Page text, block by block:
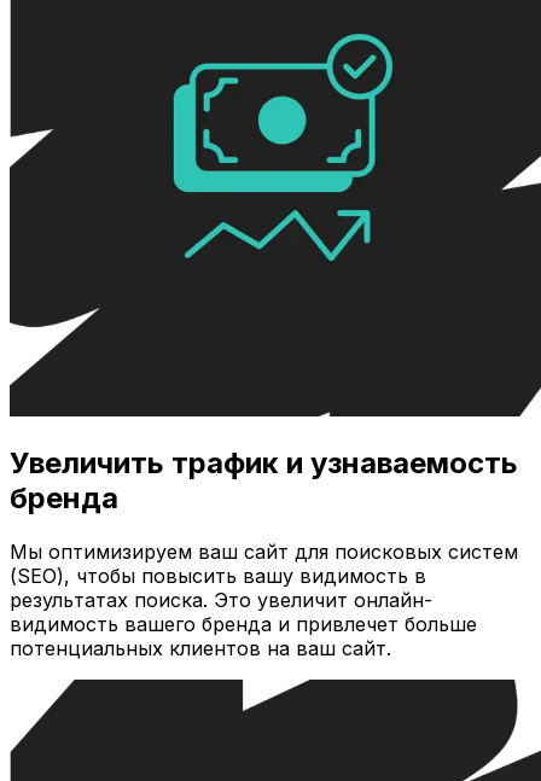
Увеличить трафик и узнаваемость
бренда
Мы оптимизируем ваш сайт для поисковых систем
(SEO), чтобы повысить вашу видимость в
результатах поиска. Это увеличит онлайн-
видимость вашего бренда и привлечет больше
потенциальных клиентов на ваш сайт.